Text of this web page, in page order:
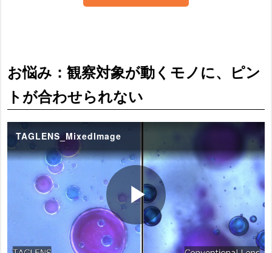
お悩み：観察対象が動くモノに、ピン
トが合わせられない